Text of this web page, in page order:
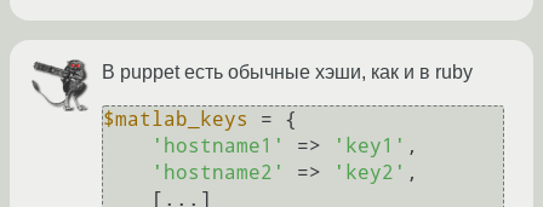
В puppet есть обычные хэши, как и в ruby
$matlab_keys
= {
'hostname1'
=> 'key1' ,
'hostname2'
=> 'key2' ,